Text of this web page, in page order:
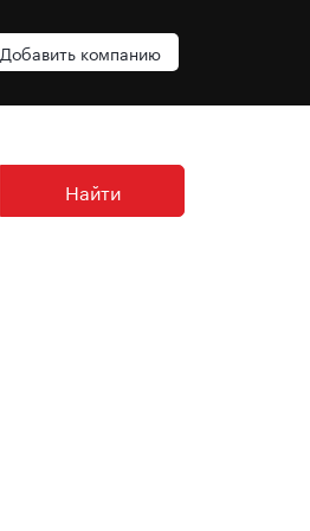
Добавить компанию
Найти